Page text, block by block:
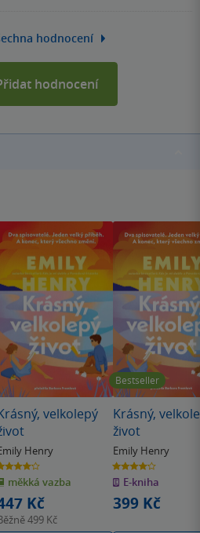
hodnocení
hodnocení
velkolepý
Henry
měkká vazba
Kč
499 Kč
Bestseller
Krásný,
život
Emily Henry
4.2
z
5
hvězdiček
E-kniha
399 Kč